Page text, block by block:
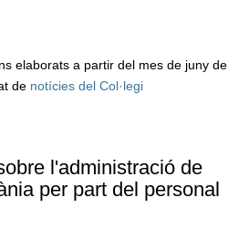
elaborats a partir del mes de juny de
de notícies del Col·legi
l'administració de
per part del personal